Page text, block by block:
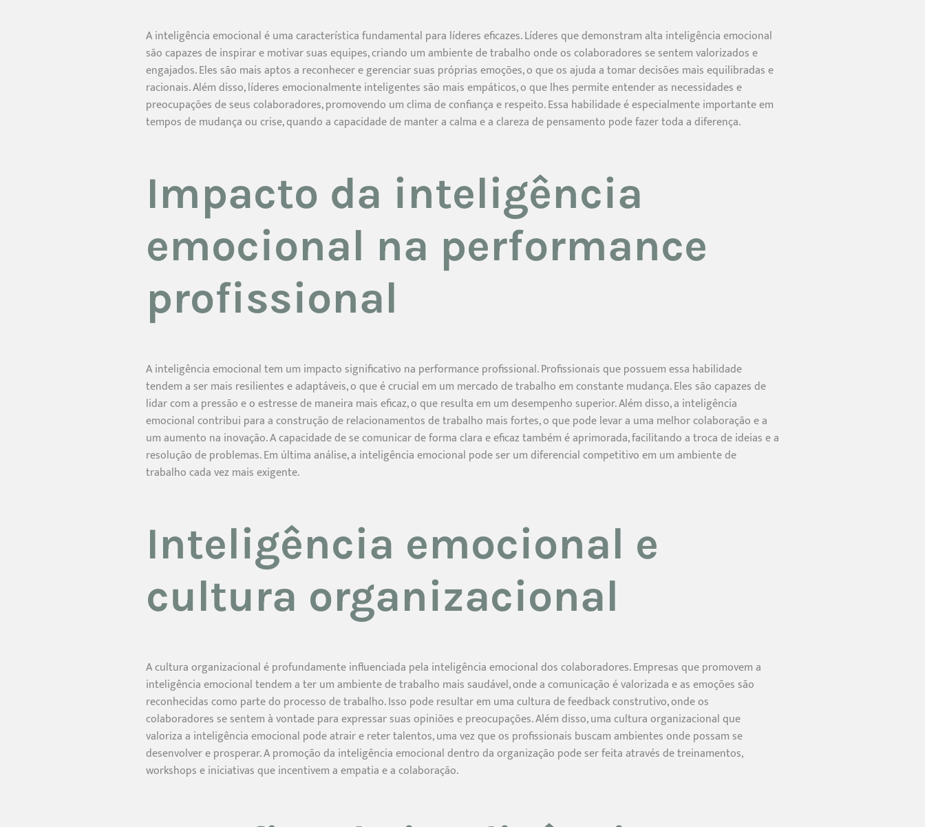
A inteligência emocional é uma característica fundamental para líderes eficazes. Líderes que demonstram alta inteligência emocional
são capazes de inspirar e motivar suas equipes, criando um ambiente de trabalho onde os colaboradores se sentem valorizados e
engajados. Eles são mais aptos a reconhecer e gerenciar suas próprias emoções, o que os ajuda a tomar decisões mais equilibradas e
racionais. Além disso, líderes emocionalmente inteligentes são mais empáticos, o que lhes permite entender as necessidades e
preocupações de seus colaboradores, promovendo um clima de confiança e respeito. Essa habilidade é especialmente importante em
tempos de mudança ou crise, quando a capacidade de manter a calma e a clareza de pensamento pode fazer toda a diferença.
Impacto da inteligência
emocional na performance
profissional
A inteligência emocional tem um impacto significativo na performance profissional. Profissionais que possuem essa habilidade
tendem a ser mais resilientes e adaptáveis, o que é crucial em um mercado de trabalho em constante mudança. Eles são capazes de
lidar com a pressão e o estresse de maneira mais eficaz, o que resulta em um desempenho superior. Além disso, a inteligência
emocional contribui para a construção de relacionamentos de trabalho mais fortes, o que pode levar a uma melhor colaboração e a
um aumento na inovação. A capacidade de se comunicar de forma clara e eficaz também é aprimorada, facilitando a troca de ideias e a
resolução de problemas. Em última análise, a inteligência emocional pode ser um diferencial competitivo em um ambiente de
trabalho cada vez mais exigente.
Inteligência emocional e
cultura organizacional
A cultura organizacional é profundamente influenciada pela inteligência emocional dos colaboradores. Empresas que promovem a
inteligência emocional tendem a ter um ambiente de trabalho mais saudável, onde a comunicação é valorizada e as emoções são
reconhecidas como parte do processo de trabalho. Isso pode resultar em uma cultura de feedback construtivo, onde os
colaboradores se sentem à vontade para expressar suas opiniões e preocupações. Além disso, uma cultura organizacional que
valoriza a inteligência emocional pode atrair e reter talentos, uma vez que os profissionais buscam ambientes onde possam se
desenvolver e prosperar. A promoção da inteligência emocional dentro da organização pode ser feita através de treinamentos,
workshops e iniciativas que incentivem a empatia e a colaboração.